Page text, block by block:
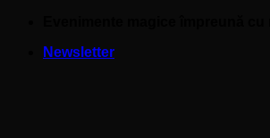
contentNewsletter